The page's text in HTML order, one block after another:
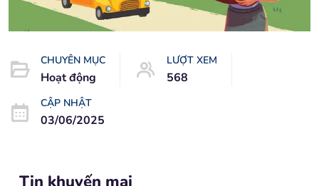
CHUYÊN MỤC
Hoạt động
LƯỢT XEM
568
CẬP NHẬT
03/06/2025
Tin khuyến mại